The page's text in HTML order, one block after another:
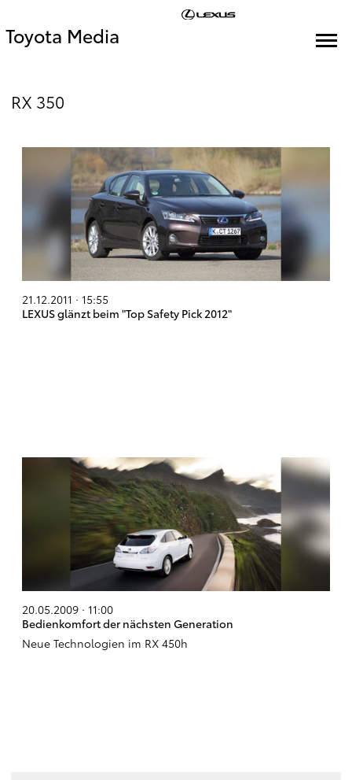
Toyota Media
RX 350
21.12.2011 · 15:55
LEXUS glänzt beim "Top Safety Pick 2012"
20.05.2009 · 11:00
Bedienkomfort der nächsten Generation
Neue Technologien im RX 450h